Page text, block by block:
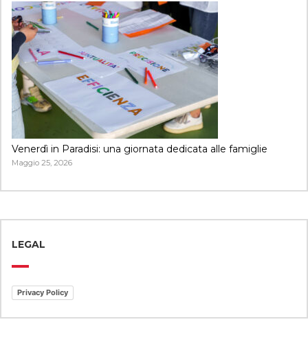
Venerdì in Paradisi: una giornata dedicata alle famiglie
Maggio 25, 2026
LEGAL
Privacy Policy